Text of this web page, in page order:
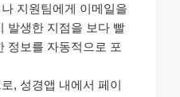
지원팀에게 이메일을
발생한 지점을 보다 빨
정보를 자동적으로 포
, 성경앱 내에서 페이